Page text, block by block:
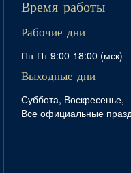
Время работы
Рабочие дни
Пн-Пт 9:00-18:00 (мск)
Выходные дни
Суббота, Воскресенье,
Все официальные